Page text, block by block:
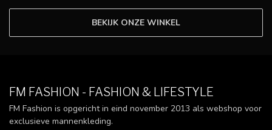
BEKIJK ONZE WINKEL
FM FASHION - FASHION & LIFESTYLE
FM Fashion is opgericht in eind november 2013 als webshop voor
exclusieve mannenkleding.